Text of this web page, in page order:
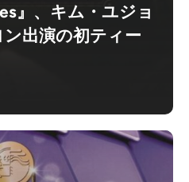
』、キム・ユジョ
出演の初ティー